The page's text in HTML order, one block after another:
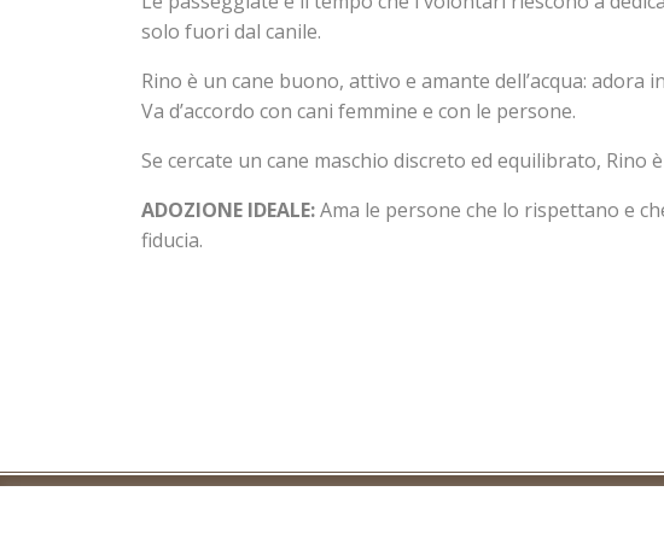
solo fuori dal canile.
Rino è un cane buono, attivo e amante dell’acqua:
Va d’accordo con cani femmine e con le persone.
Se cercate un cane maschio discreto ed equilibrato, Rino
ADOZIONE IDEALE:Ama le persone che lo rispettano e
fiducia.